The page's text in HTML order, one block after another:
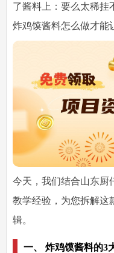
了酱料上：要么太稀挂
炸鸡馍酱料怎么做才能
今天，我们结合山东厨
教学经验，为您拆解这
辑。
一、 炸鸡馍酱料的3